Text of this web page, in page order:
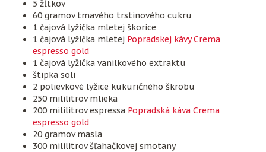
5 žĺtkov
60 gramov tmavého trstinového cukru
1 čajová lyžička mletej škorice
1 čajová lyžička mletej Popradskej kávy Crema
espresso gold
1 čajová lyžička vanilkového extraktu
štipka soli
2 polievkové lyžice kukuričného škrobu
250 mililitrov mlieka
200 mililitrov espressa Popradská káva Crema
espresso gold
20 gramov masla
300 mililitrov šľahačkovej smotany